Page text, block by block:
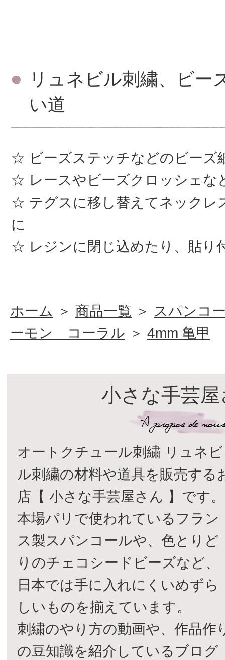
リュネビル刺繍、ビー
い道
ビーズステッチなどのビーズ
レースやビーズクロッシェな
テグスに移し替えてネックレ
に
レジンに閉じ込めたり、貼り
ホーム ＞ 商品一覧 ＞ スパンコ
ーモン コーラル ＞ 4mm 亀甲
小さな手芸
オートクチュール刺繍 リュネビ
ル刺繍の材料や道具を販売する
店【 小さな手芸屋さん 】です。
本場パリで使われているフラン
ス製スパンコールや、色とりど
りのチェコシードビーズなど、
日本では手に入れにくいめずら
しいものを揃えています。
刺繍のやり方の動画や、作品作
の豆知識を紹介しているブログ